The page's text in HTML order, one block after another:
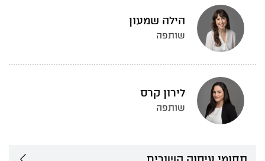
הילה שמעון
שותפה
לירון קרס
שותפה